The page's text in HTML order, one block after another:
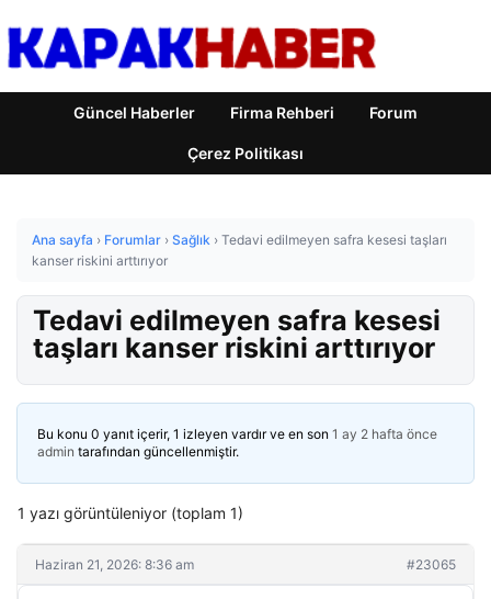
Güncel Haberler Firma Rehberi Forum
Çerez Politikası
Ana sayfa › Forumlar › Sağlık › Tedavi edilmeyen safra kesesi taşları
kanser riskini arttırıyor
Tedavi edilmeyen safra kesesi
taşları kanser riskini arttırıyor
Bu konu 0 yanıt içerir, 1 izleyen vardır ve en son 1 ay 2 hafta önce
admin tarafından güncellenmiştir.
1 yazı görüntüleniyor (toplam 1)
Haziran 21, 2026: 8:36 am #23065